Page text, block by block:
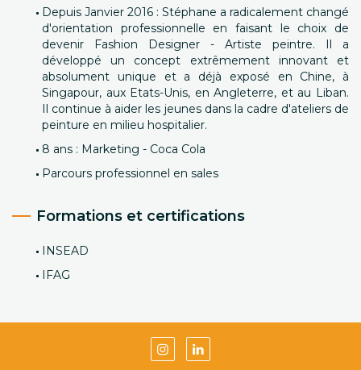
Depuis Janvier 2016 : Stéphane a radicalement changé
d'orientation professionnelle en faisant le choix de
devenir Fashion Designer - Artiste peintre. Il a
développé un concept extrêmement innovant et
absolument unique et a déjà exposé en Chine, à
Singapour, aux Etats-Unis, en Angleterre, et au Liban.
Il continue à aider les jeunes dans la cadre d'ateliers de
peinture en milieu hospitalier.
8 ans : Marketing - Coca Cola
Parcours professionnel en sales
Formations et certifications
INSEAD
IFAG